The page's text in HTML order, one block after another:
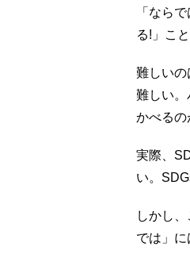
「なら
る!」こ
難しいの
難しい。
かべるの
実際、
い。
しかし
では」